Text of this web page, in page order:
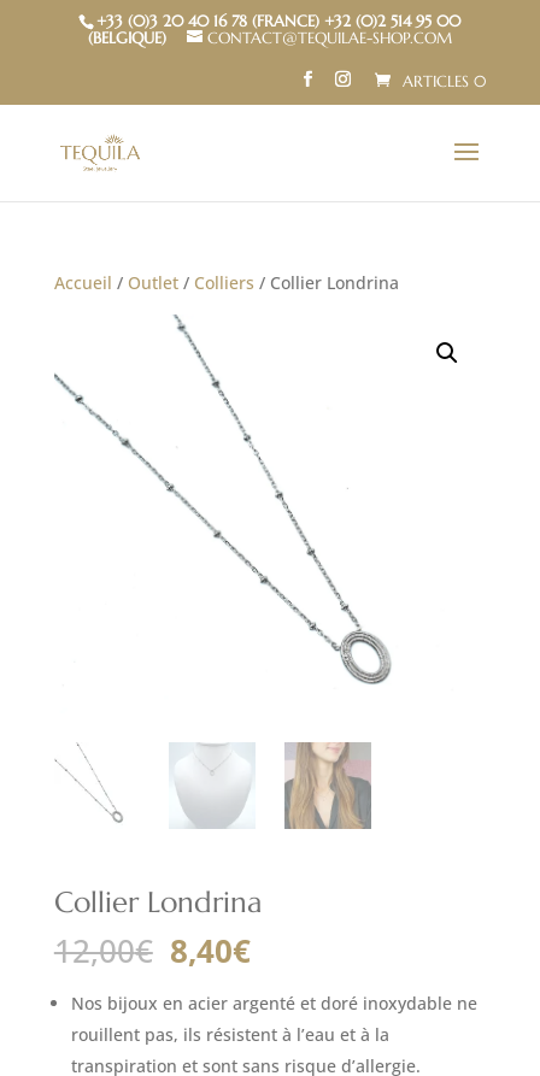
+33 (0)3 20 40 16 78 (FRANCE) +32 (0)2 514 95 00
(BELGIQUE)
CONTACT@TEQUILAE-SHOP.COM
ARTICLES 0
Accueil / Outlet/ Colliers / Collier Londrina
Collier Londrina
12,00€ Le
prix
initial
était :
8,40€Le
actuel
est :
Nos bijoux en acier argenté et doré inoxydable ne
rouillent pas, ils résistent à l’eau et à la
transpiration et sont sans risque d’allergie.